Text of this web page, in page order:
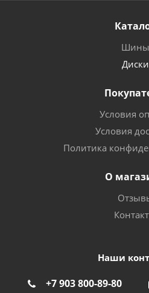
Шины
Диски
Условия
Условия
Политика
О
Наши
+7 903 800-89-80